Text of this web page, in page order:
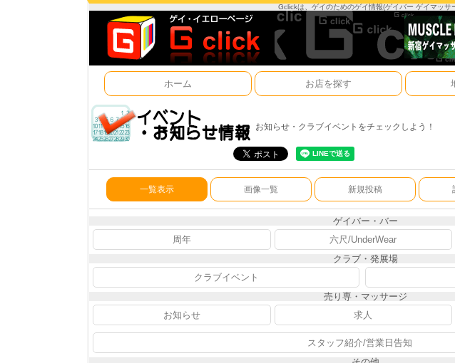
Gclickは、ゲイのためのゲイ情報(ゲイバー ゲイマッ
ホーム お店を探す
お知らせ・クラブイベントをチェックしよう！
一覧表示 画像一覧 新規投稿
ゲイバー・バー
周年
六尺/UnderWear
クラブ・発展場
クラブイベント
売り専・マッサージ
お知らせ
求人
スタッフ紹介/営業日告知